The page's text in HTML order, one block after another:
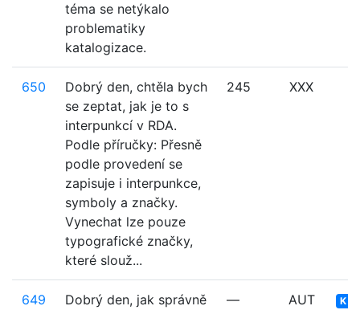
téma se netýkalo
problematiky
katalogizace.
650
Dobrý den, chtěla bych
se zeptat, jak je to s
interpunkcí v RDA.
Podle příručky: Přesně
podle provedení se
zapisuje i interpunkce,
symboly a značky.
Vynechat lze pouze
typografické značky,
které slouž...
245 XXX
649
Dobrý den, jak správně
— AUT K